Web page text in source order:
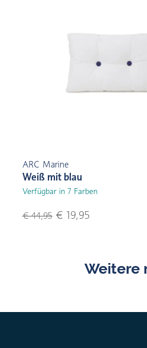
ARC Marine
Weiß mit blau
Verfügbar in 7 Farben
€ 44,95€ 19,95
Weitere